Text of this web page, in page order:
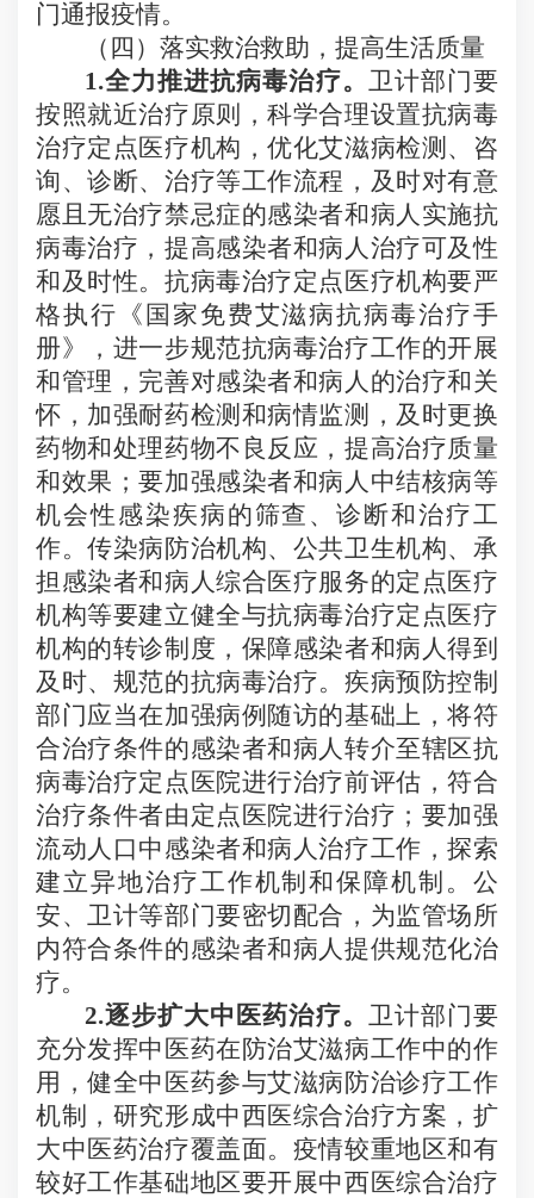
门通报疫情。
（四）落实救治救助，提高生活质量
1.全力推进抗病毒治疗。
卫计部门要
按照就近治疗原则，科学合理设置抗病毒
治疗定点医疗机构，优化艾滋病检测、咨
询、诊断、治疗等工作流程，及时对有意
愿且无治疗禁忌症的感染者和病人实施抗
病毒治疗，提高感染者和病人治疗可及性
和及时性。抗病毒治疗定点医疗机构要严
格执行《国家免费艾滋病抗病毒治疗手
册》，进一步规范抗病毒治疗工作的开展
和管理，完善对感染者和病人的治疗和关
怀，加强耐药检测和病情监测，及时更换
药物和处理药物不良反应，提高治疗质量
和效果；要加强感染者和病人中结核病等
机会性感染疾病的筛查、诊断和治疗工
作。传染病防治机构、公共卫生机构、承
担感染者和病人综合医疗服务的定点医疗
机构等要建立健全与抗病毒治疗定点医疗
机构的转诊制度，保障感染者和病人得到
及时、规范的抗病毒治疗。疾病预防控制
部门应当在加强病例随访的基础上，将符
合治疗条件的感染者和病人转介至辖区抗
病毒治疗定点医院进行治疗前评估，符合
治疗条件者由定点医院进行治疗；要加强
流动人口中感染者和病人治疗工作，探索
建立异地治疗工作机制和保障机制。公
安、卫计等部门要密切配合，为监管场所
内符合条件的感染者和病人提供规范化治
疗。
2.逐步扩大中医药治疗。
卫计部门要
充分发挥中医药在防治艾滋病工作中的作
用，健全中医药参与艾滋病防治诊疗工作
机制，研究形成中西医综合治疗方案，扩
大中医药治疗覆盖面。疫情较重地区和有
较好工作基础地区要开展中西医综合治疗